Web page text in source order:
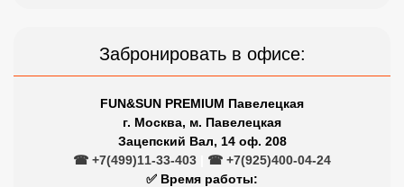
Забронировать в офисе:
FUN&SUN PREMIUM Павелецкая
г. Москва, м. Павелецкая
Зацепский Вал, 14 оф. 208
☎ +7(499)11-33-403
☎ +7(925)400-04-24
✅ Время работы: